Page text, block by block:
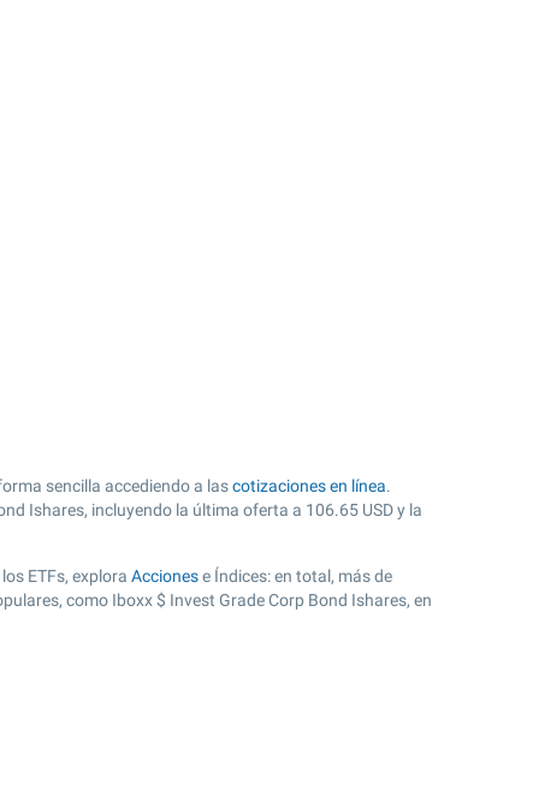
sencilla accediendo a lascotizaciones en línea.
Ishares, incluyendo la última oferta a 106.65 USD y la
ETFs, explora Accionese Índices: en total, más de
como Iboxx $ Invest Grade Corp Bond Ishares, en